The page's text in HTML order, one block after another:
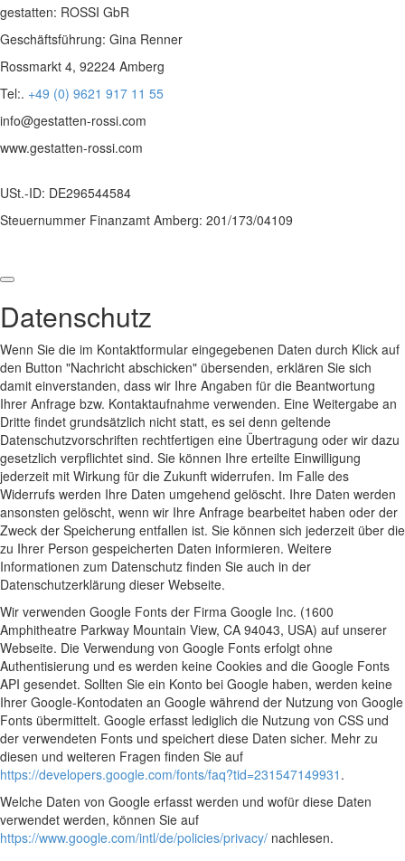
gestatten: ROSSI GbR
Geschäftsführung: Gina Renner
Rossmarkt 4, 92224 Amberg
Tel:. +49 (0) 9621 917 11 55
info@gestatten-rossi.com
www.gestatten-rossi.com
USt.-ID: DE296544584
Steuernummer Finanzamt Amberg: 201/173/04109
Datenschutz
Wenn Sie die im Kontaktformular eingegebenen Daten durch Klick auf
den Button "Nachricht abschicken" übersenden, erklären Sie sich
damit einverstanden, dass wir Ihre Angaben für die Beantwortung
Ihrer Anfrage bzw. Kontaktaufnahme verwenden. Eine Weitergabe an
Dritte findet grundsätzlich nicht statt, es sei denn geltende
Datenschutzvorschriften rechtfertigen eine Übertragung oder wir dazu
gesetzlich verpflichtet sind. Sie können Ihre erteilte Einwilligung
jederzeit mit Wirkung für die Zukunft widerrufen. Im Falle des
Widerrufs werden Ihre Daten umgehend gelöscht. Ihre Daten werden
ansonsten gelöscht, wenn wir Ihre Anfrage bearbeitet haben oder der
Zweck der Speicherung entfallen ist. Sie können sich jederzeit über die
zu Ihrer Person gespeicherten Daten informieren. Weitere
Informationen zum Datenschutz finden Sie auch in der
Datenschutzerklärung dieser Webseite.
Wir verwenden Google Fonts der Firma Google Inc. (1600
Amphitheatre Parkway Mountain View, CA 94043, USA) auf unserer
Webseite. Die Verwendung von Google Fonts erfolgt ohne
Authentisierung und es werden keine Cookies and die Google Fonts
API gesendet. Sollten Sie ein Konto bei Google haben, werden keine
Ihrer Google-Kontodaten an Google während der Nutzung von Google
Fonts übermittelt. Google erfasst lediglich die Nutzung von CSS und
der verwendeten Fonts und speichert diese Daten sicher. Mehr zu
diesen und weiteren Fragen finden Sie auf
https://developers.google.com/fonts/faq?tid=231547149931 .
Welche Daten von Google erfasst werden und wofür diese Daten
verwendet werden, können Sie auf
https://www.google.com/intl/de/policies/privacy/ nachlesen.